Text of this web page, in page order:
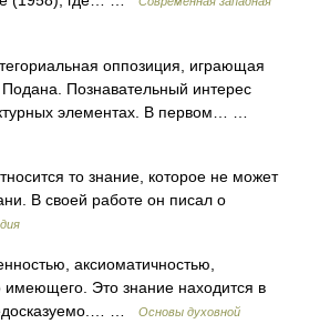
оппозиция, играющая
Познавательный интерес
элементах. В первом… …
то знание, которое не может
В своей работе он писал о
аксиоматичностью,
имеющего. Это знание находится в
…
Основы духовной